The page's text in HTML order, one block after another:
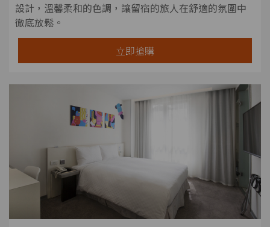
設計，溫馨柔和的色調，讓留宿的旅人在舒適的氛圍中
徹底放鬆。
立即搶購